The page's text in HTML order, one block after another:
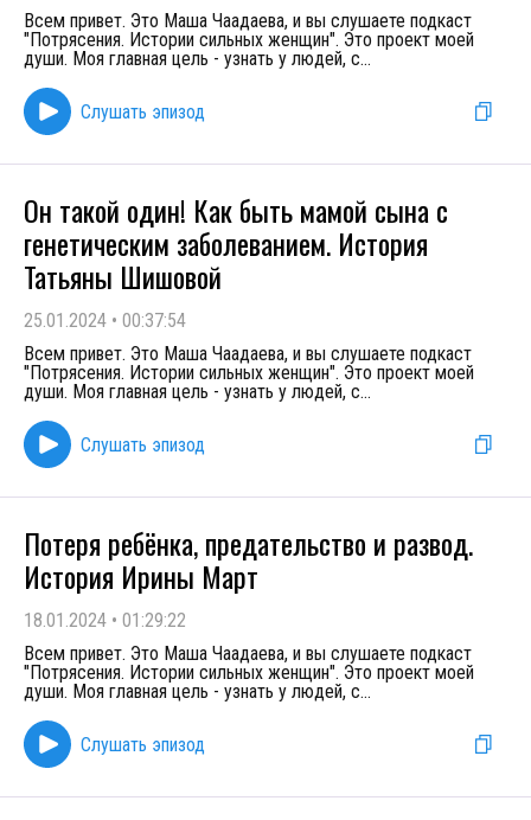
Всем привет. Это Маша Чаадаева, и вы слушаете подкаст
"Потрясения. Истории сильных женщин". Это проект моей
души. Моя главная цель - узнать у людей, с...
Слушать эпизод
Он такой один! Как быть мамой сына с
генетическим заболеванием. История
Татьяны Шишовой
25.01.2024 • 00:37:54
Всем привет. Это Маша Чаадаева, и вы слушаете подкаст
"Потрясения. Истории сильных женщин". Это проект моей
души. Моя главная цель - узнать у людей, с...
Слушать эпизод
Потеря ребёнка, предательство и развод.
История Ирины Март
18.01.2024 • 01:29:22
Всем привет. Это Маша Чаадаева, и вы слушаете подкаст
"Потрясения. Истории сильных женщин". Это проект моей
души. Моя главная цель - узнать у людей, с...
Слушать эпизод